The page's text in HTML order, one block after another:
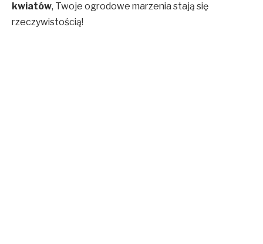
kwiatów, Twoje ogrodowe marzenia stają się
rzeczywistością!